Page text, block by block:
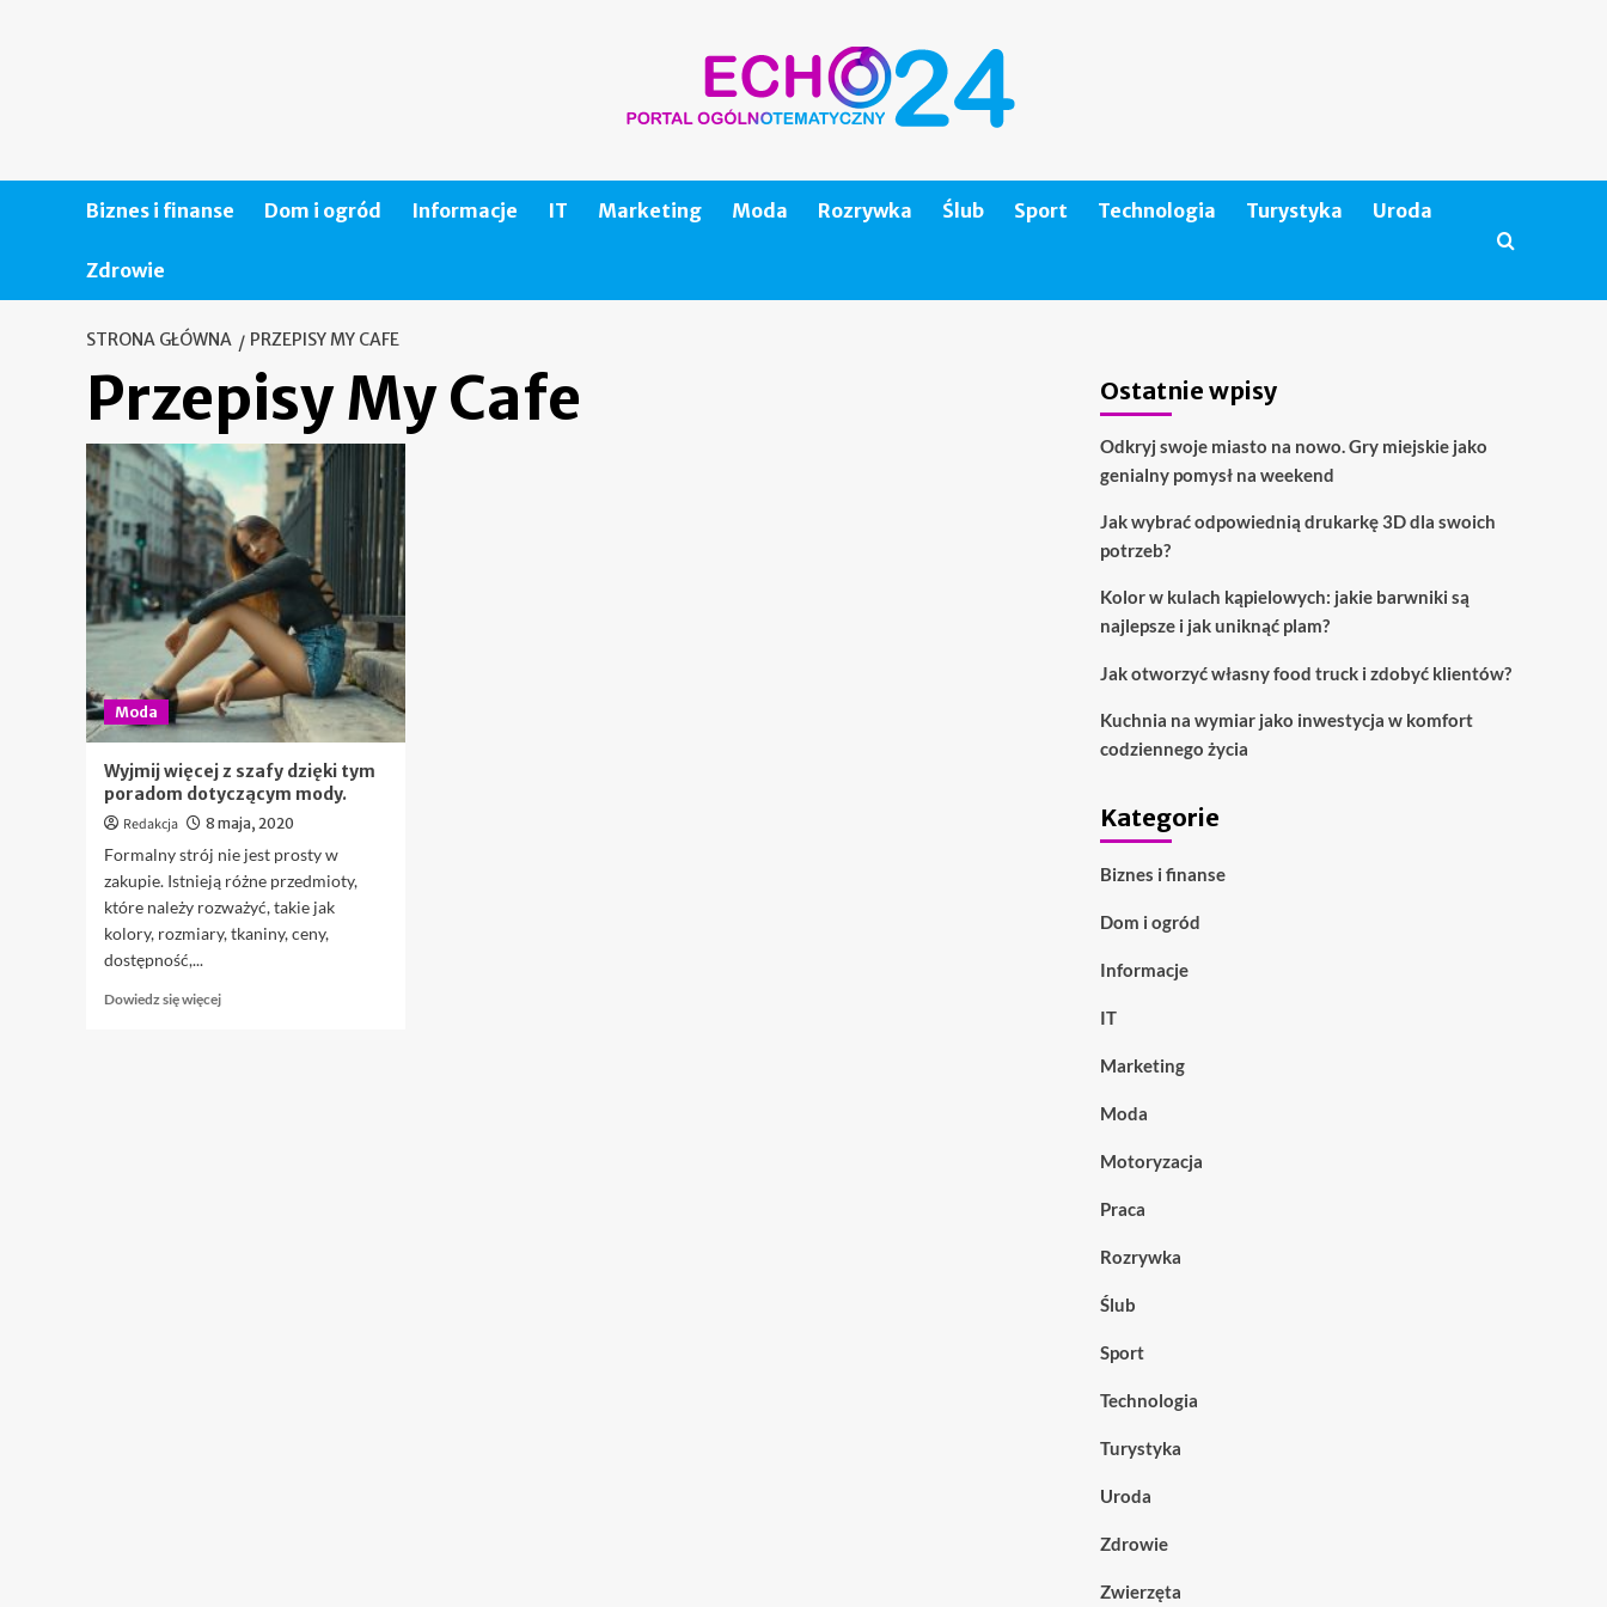
Biznes i finanse Dom i ogród Informacje IT Marketing Moda Rozrywka Ślub Sport Technologia Turystyka Uroda
Zdrowie
STRONA GŁÓWNA PRZEPISY MY CAFE
Przepisy My Cafe
Moda
Wyjmij więcej z szafy dzięki tym
poradom dotyczącym mody.
Redakcja 8 maja, 2020
Formalny strój nie jest prosty w
zakupie. Istnieją różne przedmioty,
które należy rozważyć, takie jak
kolory, rozmiary, tkaniny, ceny,
dostępność,...
Dowiedz się więcejDowiedz
Ostatnie wpisy
Odkryj swoje miasto na nowo. Gry miejskie jako
genialny pomysł na weekend
Jak wybrać odpowiednią drukarkę 3D dla swoich
potrzeb?
Kolor w kulach kąpielowych: jakie barwniki są
najlepsze i jak uniknąć plam?
Jak otworzyć własny food truck i zdobyć klientów?
Kuchnia na wymiar jako inwestycja w komfort
codziennego życia
Kategorie
Biznes i finanse
Dom i ogród
Informacje
IT
Marketing
Moda
Motoryzacja
Praca
Rozrywka
Ślub
Sport
Technologia
Turystyka
Uroda
Zdrowie
Zwierzęta